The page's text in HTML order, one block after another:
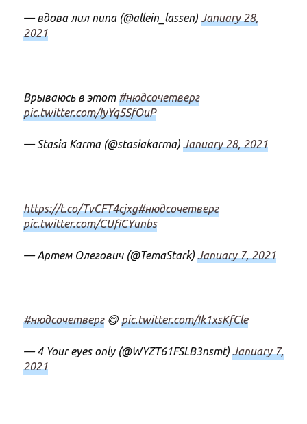
— вдова лил пипа (@allein_lassen) January 28,
2021
Врываюсь в этот#нюдсочетверг
pic.twitter.com/IyYq5SfOuP
— Stasia Karma (@stasiakarma) January 28, 2021
https://t.co/TvCFT4cjxg#нюдсочетверг
pic.twitter.com/CUfiCYunbs
— Артем Олегович (@TemaStark) January 7, 2021
#нюдсочетверг😋 pic.twitter.com/Ik1xsKfCle
— 4 Your eyes only (@WYZT61FSLB3nsmt) January 7,
2021